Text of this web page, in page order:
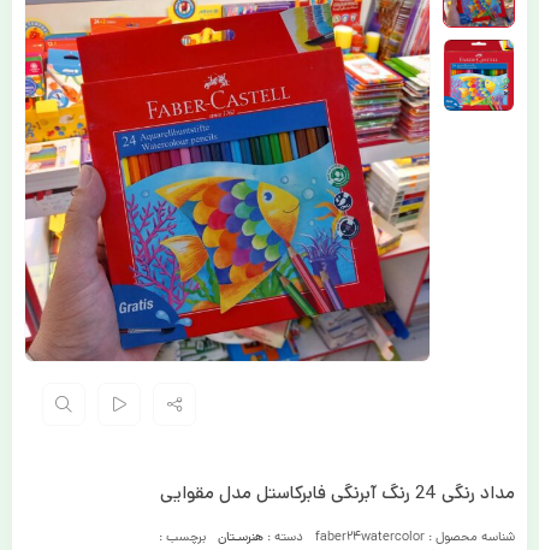
مداد رنگی 24 رنگ آبرنگی فابرکاستل مدل مقوایی
شناسه محصول : faber24watercolor دسته : هنرسـتان
برچسب :